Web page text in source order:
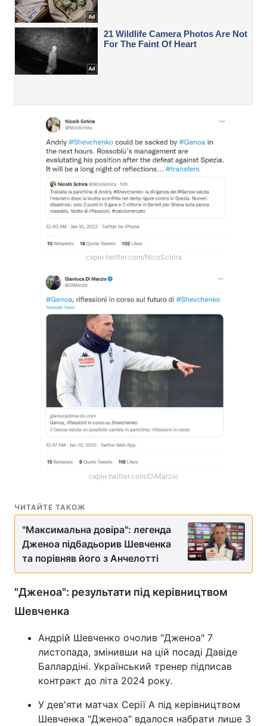
скрін twitter.com/NicoSchira
скрін twitter.com/DiMarzio
ЧИТАЙТЕ ТАКОЖ
"Максимальна довіра": легенда
Дженоа підбадьорив Шевченка
та порівняв його з Анчелотті
"Дженоа": результати під керівництвом
Шевченка
Андрій Шевченко очолив "Дженоа" 7
листопада, змінивши на цій посаді Давіде
Баллардіні. Український тренер підписав
контракт до літа 2024 року.
У дев'яти матчах Серії А під керівництвом
Шевченка "Дженоа" вдалося набрати лише 3